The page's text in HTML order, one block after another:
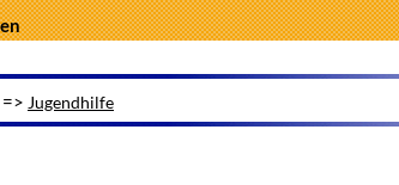
=> Jugendhilfe